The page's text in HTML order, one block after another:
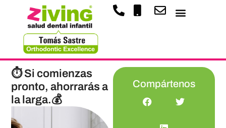
⏱ Si comienzas
pronto, ahorrarás a
la larga.💰
Compártenos